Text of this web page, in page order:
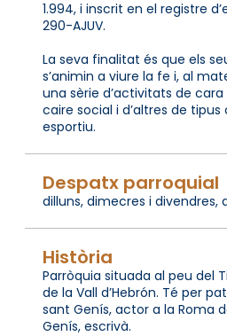
1.994, i inscrit en el registre
290-AJUV.
La seva finalitat és que els
s’animin a viure la fe i, al
una sèrie d’activitats de cara
caire social i d’altres de tipus
esportiu.
Despatx parroquial
dilluns, dimecres i divendres,
Història
Parròquia situada al peu del
de la Vall d’Hebrón. Té per
sant Genís, actor a la Roma
Genís, escrivà.